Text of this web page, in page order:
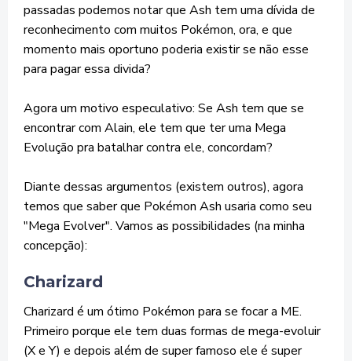
passadas podemos notar que Ash tem uma dívida de
reconhecimento com muitos Pokémon, ora, e que
momento mais oportuno poderia existir se não esse
para pagar essa divida?
Agora um motivo especulativo: Se Ash tem que se
encontrar com Alain, ele tem que ter uma Mega
Evolução pra batalhar contra ele, concordam?
Diante dessas argumentos (existem outros), agora
temos que saber que Pokémon Ash usaria como seu
"Mega Evolver". Vamos as possibilidades (na minha
concepção):
Charizard
Charizard é um ótimo Pokémon para se focar a ME.
Primeiro porque ele tem duas formas de mega-evoluir
(X e Y) e depois além de super famoso ele é super